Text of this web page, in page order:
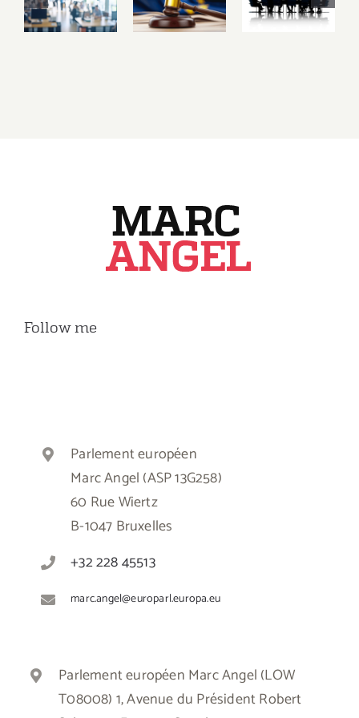
Parlement
européen
the
competence
Moving
Away
Follow me
Parlement européen
Marc Angel (ASP 13G258)
60 Rue Wiertz
B-1047 Bruxelles
+32 228 45513
marc.angel@europarl.europa.eu
Parlement européen Marc Angel (LOW
T08008) 1, Avenue du Président Robert